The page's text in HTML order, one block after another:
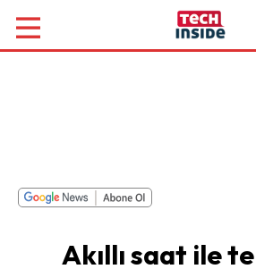
Akıllı saat ile